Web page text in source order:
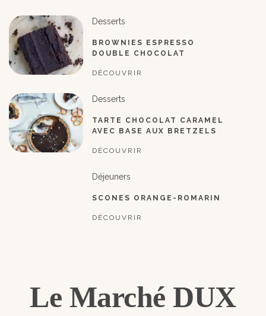
Desserts
BROWNIES ESPRESSO
DOUBLE CHOCOLAT
DÉCOUVRIR
Desserts
TARTE CHOCOLAT CARAMEL
AVEC BASE AUX BRETZELS
DÉCOUVRIR
Déjeuners
SCONES ORANGE-ROMARIN
DÉCOUVRIR
Le Marché DUX